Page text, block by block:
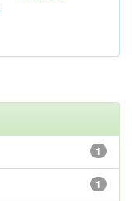
1
1